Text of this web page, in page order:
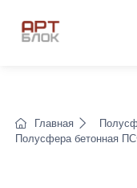
Главная
Полусфера бетонная